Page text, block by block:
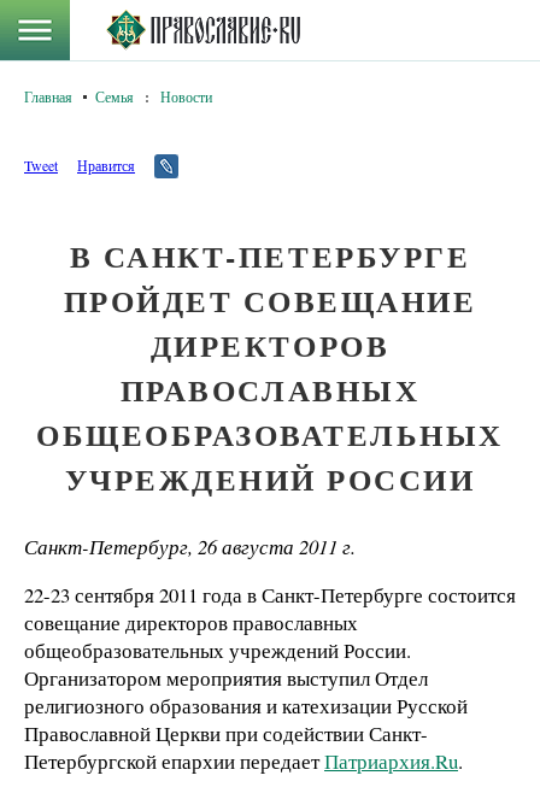
Главная Семья : Новости
Tweet Нравится
В САНКТ-ПЕТЕРБУРГЕ
ПРОЙДЕТ СОВЕЩАНИЕ
ДИРЕКТОРОВ
ПРАВОСЛАВНЫХ
ОБЩЕОБРАЗОВАТЕЛЬНЫХ
УЧРЕЖДЕНИЙ РОССИИ
Санкт-Петербург, 26 августа 2011 г.
22-23 сентября 2011 года в Санкт-Петербурге состоится
совещание директоров православных
общеобразовательных учреждений России.
Организатором мероприятия выступил Отдел
религиозного образования и катехизации Русской
Православной Церкви при содействии Санкт-
Петербургской епархии передаетПатриархия.Ru.